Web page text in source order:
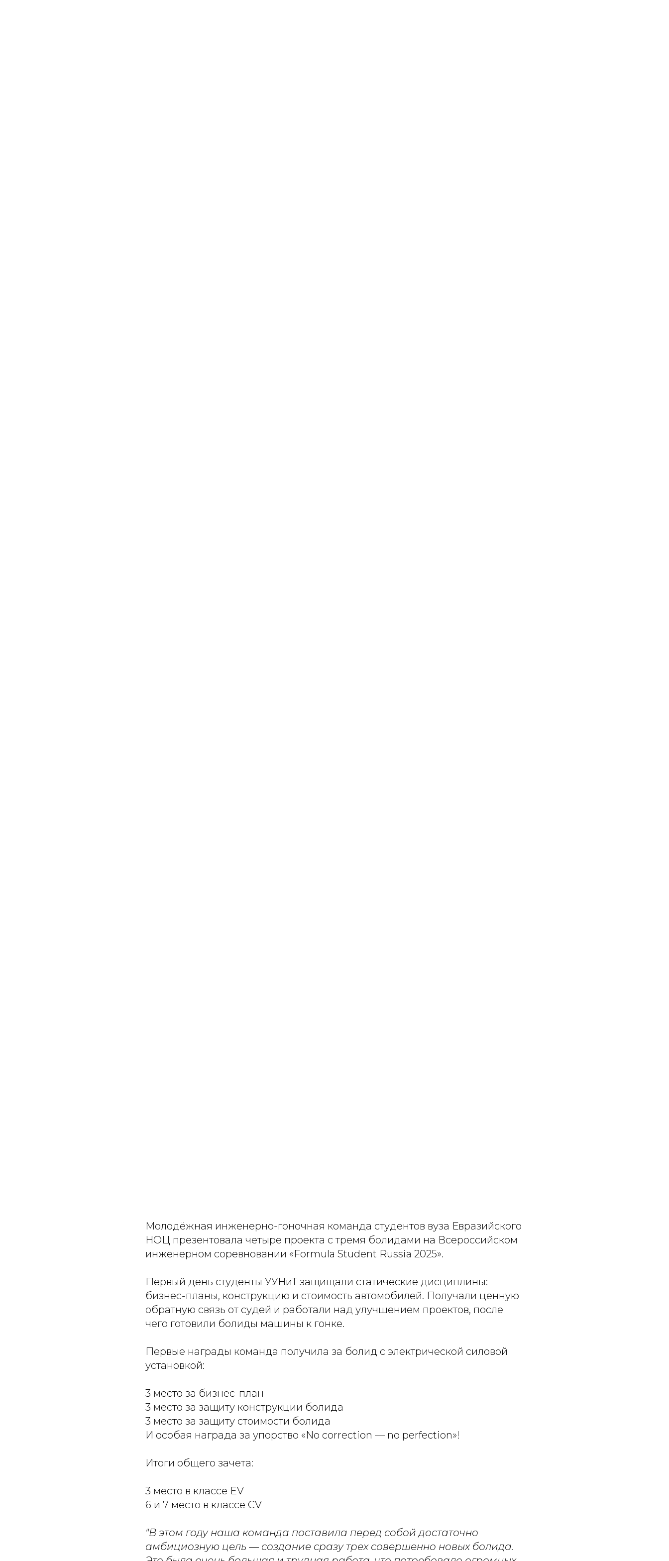
Молодёжная инженерно-гоночная команда студентов вуза Евразийского
НОЦ презентовала четыре проекта с тремя болидами на Всероссийском
инженерном соревновании «Formula Student Russia 2025».
Первый день студенты УУНиТ защищали статические дисциплины:
бизнес-планы, конструкцию и стоимость автомобилей. Получали ценную
обратную связь от судей и работали над улучшением проектов, после
чего готовили болиды машины к гонке.
Первые награды команда получила за болид с электрической силовой
установкой:
3 место за бизнес-план
3 место за защиту конструкции болида
3 место за защиту стоимости болида
И особая награда за упорство «No correction — no perfection»!
Итоги общего зачета:
3 место в классе EV
6 и 7 место в классе CV
"В этом году наша команда поставила перед собой достаточно
амбициозную цель — создание сразу трех совершенно новых болида.